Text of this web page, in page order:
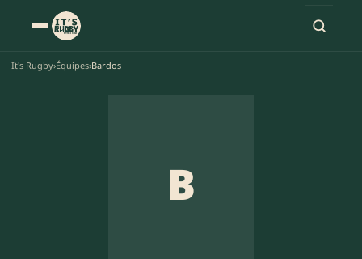
It's Rugby›Équipes›Bardos
B